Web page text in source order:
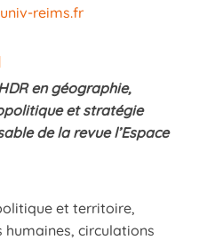
reims.fr
en géographie,
et stratégie
de la revue l’Espace
et territoire,
circulations